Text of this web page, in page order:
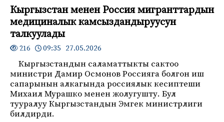
Кыргызстан менен Россия мигранттардын
медициналык камсыздандыруусун
талкуулады
216 09:35 27.05.2026
Кыргызстандын саламаттыкты сактоо
министри Дамир ОсмоновРоссияга болгон иш
сапарынын алкагында россиялык кесиптеши
Михаил Мурашко менен жолугушту. Бул
тууралуу Кыргызстандын Эмгек министрлиги
билдирди.